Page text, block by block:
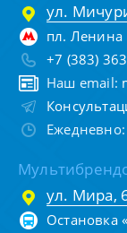
ул.
пл. Ленина
+7 (383)
Наш email:
ул. Мира,
Остановка